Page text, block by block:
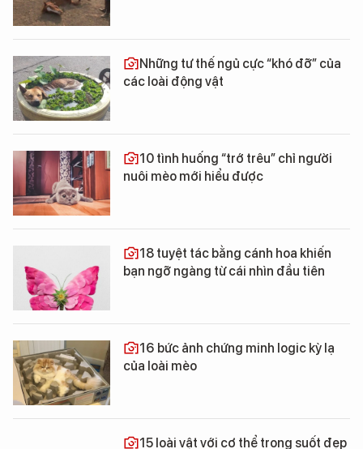
Những tư thế ngủ cực “khó đỡ” của
các loài động vật
10 tình huống “trớ trêu” chỉ người
nuôi mèo mới hiểu được
18 tuyệt tác bằng cánh hoa khiến
bạn ngỡ ngàng từ cái nhìn đầu tiên
16 bức ảnh chứng minh logic kỳ lạ
của loài mèo
15 loài vật với cơ thể trong suốt đẹp